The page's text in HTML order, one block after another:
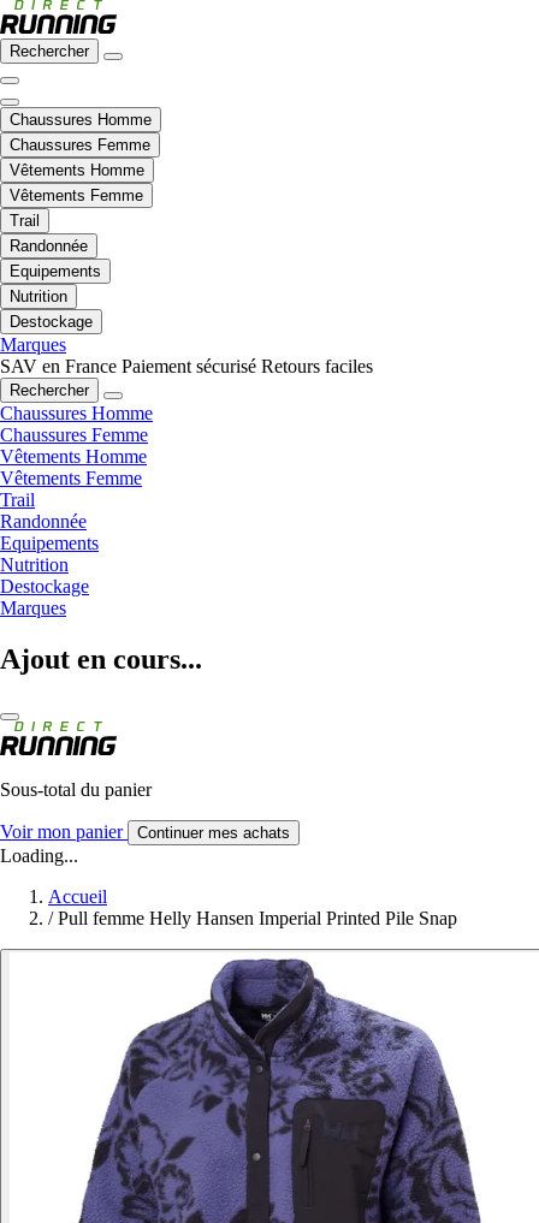
Rechercher
Chaussures Homme
Chaussures Femme
Vêtements Homme
Vêtements Femme
Trail
Randonnée
Equipements
Nutrition
Destockage
Marques
SAV en France Paiement sécurisé Retours faciles
Rechercher
Chaussures Homme
Chaussures Femme
Vêtements Homme
Vêtements Femme
Trail
Randonnée
Equipements
Nutrition
Destockage
Marques
Ajout en cours...
Sous-total du panier
Voir mon panier Continuer mes achats
Loading...
Accueil
/ Pull femme Helly Hansen Imperial Printed Pile Snap